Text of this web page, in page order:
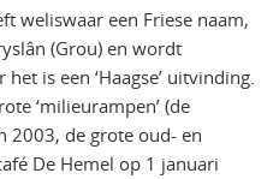
weliswaar een Friese naam,
(Grou) en wordt
is een ‘Haagse’ uitvinding.
‘milieurampen’ (de
2003, de grote oud- en
De Hemel op 1 januari